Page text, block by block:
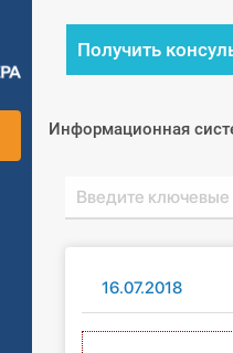
Получить
Информационная
16.07.2018